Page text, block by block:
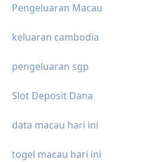
Pengeluaran Macau
keluaran cambodia
pengeluaran sgp
Slot Deposit Dana
data macau hari ini
togel macau hari ini